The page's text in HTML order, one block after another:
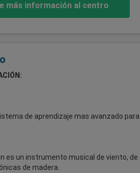
más información al centro
de aprendizaje mas avanzado
es un instrumento musical de viento,
de madera.